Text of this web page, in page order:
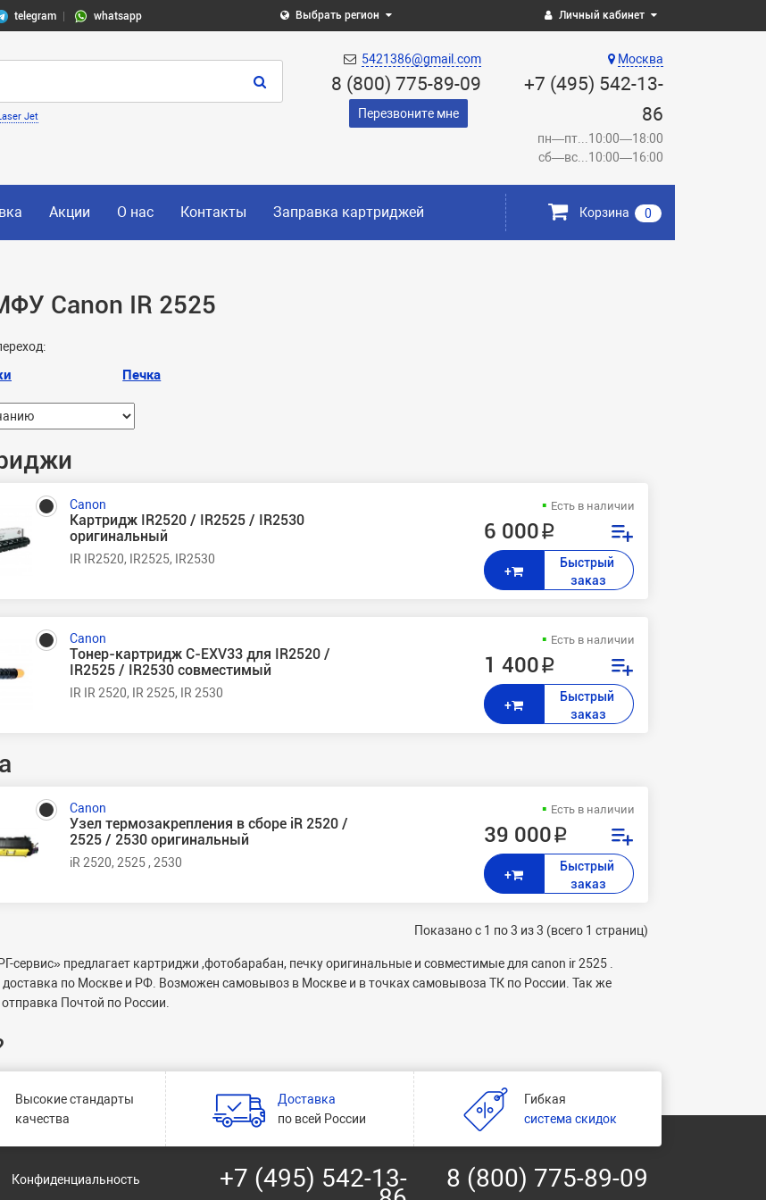
telegram whatsapp Выбрать регион Личный кабинет
Jet
Москва
+7 (495) 542-13-
86
пн—пт...10:00—18:00
сб—вс...10:00—16:00
5421386@gmail.com
8 (800) 775-89-09
Перезвоните мне
Акции О нас Контакты Заправка картриджей Корзина 0
Canon IR 2525
Печка
Canon
Картридж IR2520 / IR2525 / IR2530
оригинальный
IR IR2520, IR2525, IR2530
Есть в наличии
6 000 ₽
+
Быстрый
заказ
Canon
Тонер-картридж C-EXV33 для IR2520 /
IR2525 / IR2530 совместимый
IR IR 2520, IR 2525, IR 2530
Есть в наличии
1 400 ₽
+
Быстрый
заказ
Canon
Узел термозакрепления в сборе iR 2520 /
2525 / 2530 оригинальный
iR 2520, 2525 , 2530
Есть в наличии
39 000 ₽
+
Быстрый
заказ
Показано с 1 по 3 из 3 (всего 1 страниц)
сервис» предлагает картриджи ,фотобарабан, печку оригинальные и совместимые для canon ir 2525 .
по Москве и РФ. Возможен самовывоз в Москве и в точках самовывоза ТК по России. Так же
Почтой по России.
Высокие стандарты
качества
Доставка
по всей России
Гибкая
система скидок
Конфиденциальность +7 (495) 542-13- 8 (800) 775-89-09